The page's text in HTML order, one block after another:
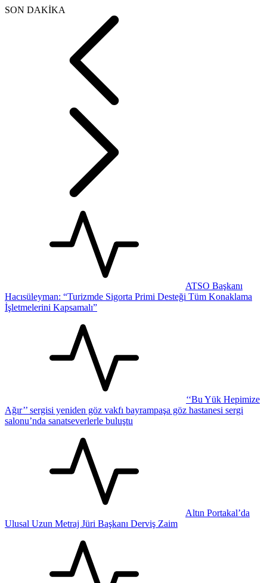
SON DAKİKA
ATSO Başkanı
Hacısüleyman: “Turizmde Sigorta Primi Desteği Tüm Konaklama
İşletmelerini Kapsamalı”
‘‘Bu Yük Hepimize
Ağır’’ sergisi yeniden göz vakfı bayrampaşa göz hastanesi sergi
salonu’nda sanatseverlerle buluştu
Altın Portakal’da
Ulusal Uzun Metraj Jüri Başkanı Derviş Zaim